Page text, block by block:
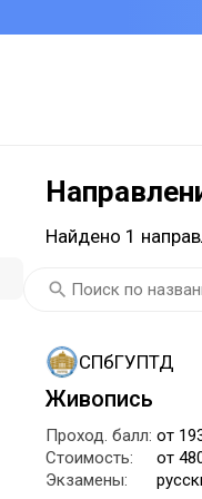
Найдено 1
СПбГУПТД
Живопись
Проход. балл: от
Стоимость:
от
Экзамены: